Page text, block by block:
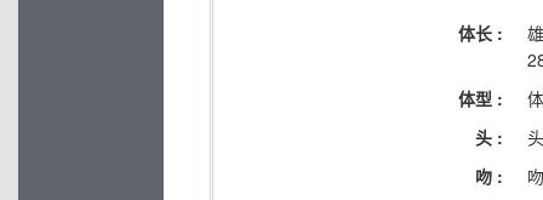
体长 :
体型 :
头 :
吻 :